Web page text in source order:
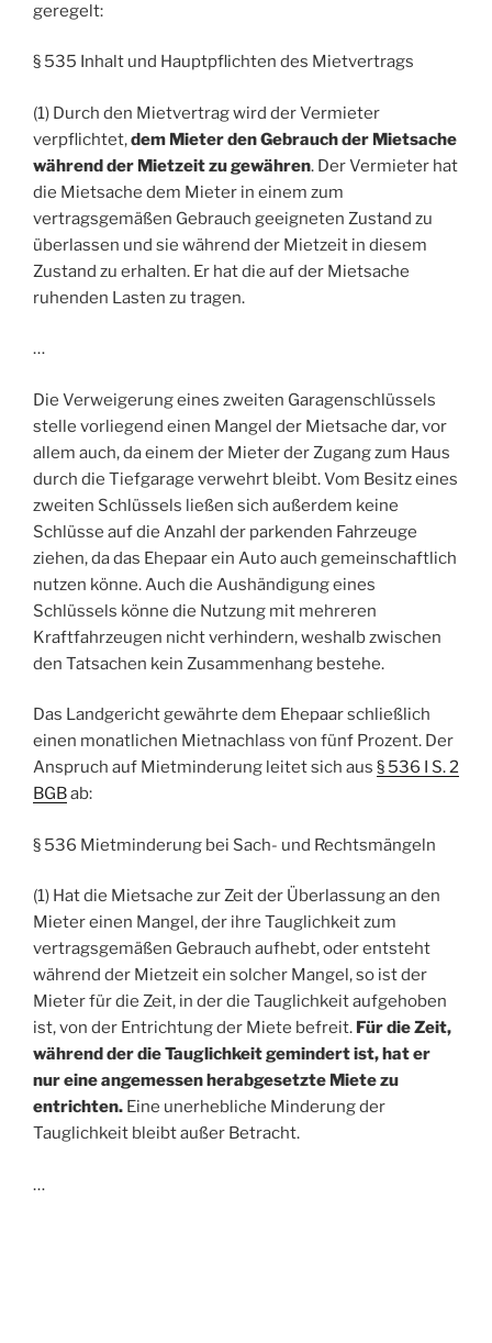
geregelt:
§ 535 Inhalt und Hauptpflichten des Mietvertrags
(1) Durch den Mietvertrag wird der Vermieter
verpflichtet,dem Mieter den Gebrauch der Mietsache
während der Mietzeit zu gewähren. Der Vermieter hat
die Mietsache dem Mieter in einem zum
vertragsgemäßen Gebrauch geeigneten Zustand zu
überlassen und sie während der Mietzeit in diesem
Zustand zu erhalten. Er hat die auf der Mietsache
ruhenden Lasten zu tragen.
…
Die Verweigerung eines zweiten Garagenschlüssels
stelle vorliegend einen Mangel der Mietsache dar, vor
allem auch, da einem der Mieter der Zugang zum Haus
durch die Tiefgarage verwehrt bleibt. Vom Besitz eines
zweiten Schlüssels ließen sich außerdem keine
Schlüsse auf die Anzahl der parkenden Fahrzeuge
ziehen, da das Ehepaar ein Auto auch gemeinschaftlich
nutzen könne. Auch die Aushändigung eines
Schlüssels könne die Nutzung mit mehreren
Kraftfahrzeugen nicht verhindern, weshalb zwischen
den Tatsachen kein Zusammenhang bestehe.
Das Landgericht gewährte dem Ehepaar schließlich
einen monatlichen Mietnachlass von fünf Prozent. Der
Anspruch auf Mietminderung leitet sich aus § 536 I S. 2
BGBab:
§ 536 Mietminderung bei Sach- und Rechtsmängeln
(1) Hat die Mietsache zur Zeit der Überlassung an den
Mieter einen Mangel, der ihre Tauglichkeit zum
vertragsgemäßen Gebrauch aufhebt, oder entsteht
während der Mietzeit ein solcher Mangel, so ist der
Mieter für die Zeit, in der die Tauglichkeit aufgehoben
ist, von der Entrichtung der Miete befreit. Für die Zeit,
während der die Tauglichkeit gemindert ist, hat er
nur eine angemessen herabgesetzte Miete zu
entrichten. Eine unerhebliche Minderung der
Tauglichkeit bleibt außer Betracht.
…